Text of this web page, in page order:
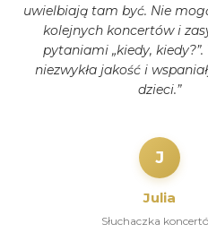
uwielbiają tam być. Nie
kolejnych koncertów i
pytaniami „kiedy, kiedy?”.
niezwykła jakość i
dzieci.”
J
Julia
Słuchaczka